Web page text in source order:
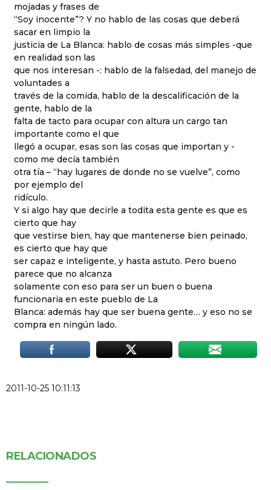
mojadas y frases de
“Soy inocente”? Y no hablo de las cosas que deberá
sacar en limpio la
justicia de La Blanca: hablo de cosas más simples -que
en realidad son las
que nos interesan -: hablo de la falsedad, del manejo de
voluntades a
través de la comida, hablo de la descalificación de la
gente, hablo de la
falta de tacto para ocupar con altura un cargo tan
importante como el que
llegó a ocupar, esas son las cosas que importan y -
como me decía también
otra tía – “hay lugares de donde no se vuelve”, como
por ejemplo del
ridículo.
Y si algo hay que decirle a todita esta gente es que es
cierto que hay
que vestirse bien, hay que mantenerse bien peinado,
es cierto que hay que
ser capaz e inteligente, y hasta astuto. Pero bueno
parece que no alcanza
solamente con eso para ser un buen o buena
funcionaria en este pueblo de La
Blanca: además hay que ser buena gente… y eso no se
compra en ningún lado.
2011-10-25 10:11:13
RELACIONADOS